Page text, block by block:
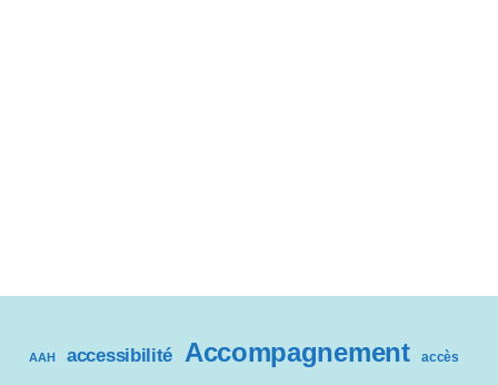
AAH accessibilité Accompagnement accès